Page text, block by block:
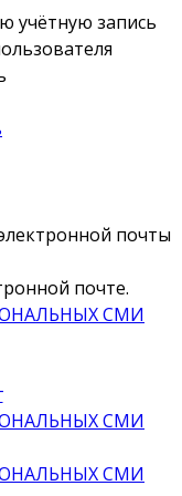
учётную запись
почты
почте.